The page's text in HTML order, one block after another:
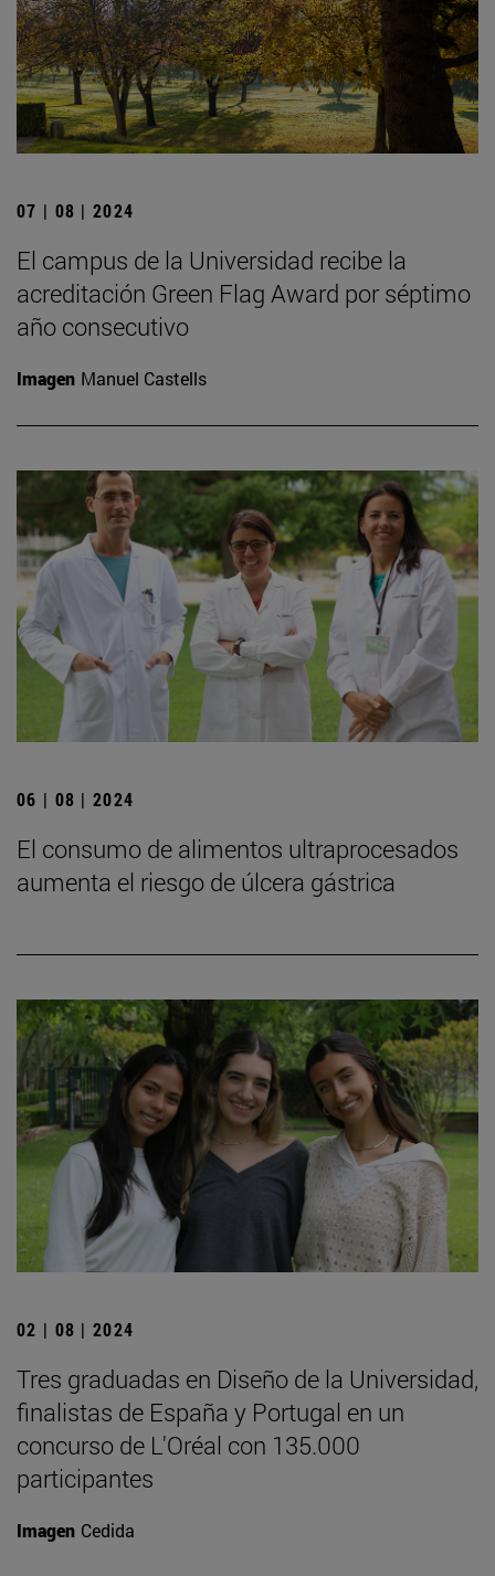
07 | 08 | 2024
El campus de la Universidad recibe la
acreditación Green Flag Award por séptimo
año consecutivo
Imagen Manuel Castells
06 | 08 | 2024
El consumo de alimentos ultraprocesados
aumenta el riesgo de úlcera gástrica
02 | 08 | 2024
Tres graduadas en Diseño de la Universidad,
finalistas de España y Portugal en un
concurso de L'Oréal con 135.000
participantes
Imagen Cedida